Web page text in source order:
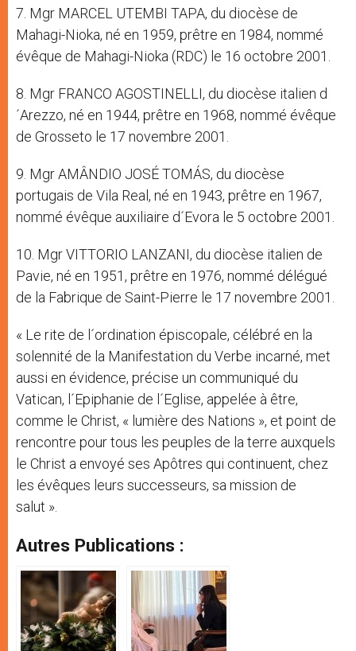
7. Mgr MARCEL UTEMBI TAPA, du diocèse de
Mahagi-Nioka, né en 1959, prêtre en 1984, nommé
évêque de Mahagi-Nioka (RDC) le 16 octobre 2001.
8. Mgr FRANCO AGOSTINELLI, du diocèse italien d
´Arezzo, né en 1944, prêtre en 1968, nommé évêque
de Grosseto le 17 novembre 2001.
9. Mgr AMÂNDIO JOSÉ TOMÁS, du diocèse
portugais de Vila Real, né en 1943, prêtre en 1967,
nommé évêque auxiliaire d´Evora le 5 octobre 2001.
10. Mgr VITTORIO LANZANI, du diocèse italien de
Pavie, né en 1951, prêtre en 1976, nommé délégué
de la Fabrique de Saint-Pierre le 17 novembre 2001.
« Le rite de l´ordination épiscopale, célébré en la
solennité de la Manifestation du Verbe incarné, met
aussi en évidence, précise un communiqué du
Vatican, l´Epiphanie de l´Eglise, appelée à être,
comme le Christ, « lumière des Nations », et point de
rencontre pour tous les peuples de la terre auxquels
le Christ a envoyé ses Apôtres qui continuent, chez
les évêques leurs successeurs, sa mission de
salut ».
Autres Publications :